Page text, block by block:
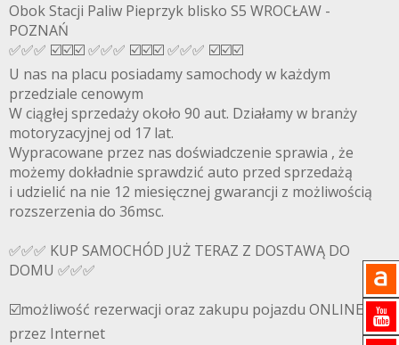
Obok Stacji Paliw Pieprzyk blisko S5 WROCŁAW -
POZNAŃ
✅✅✅ ☑️☑️☑️ ✅✅✅ ☑️☑️☑️ ✅✅✅ ☑️☑️☑️
U nas na placu posiadamy samochody w każdym
przedziale cenowym
W ciągłej sprzedaży około 90 aut. Działamy w branży
motoryzacyjnej od 17 lat.
Wypracowane przez nas doświadczenie sprawia , że
możemy dokładnie sprawdzić auto przed sprzedażą
i udzielić na nie 12 miesięcznej gwarancji z możliwością
rozszerzenia do 36msc.
✅✅✅ KUP SAMOCHÓD JUŻ TERAZ Z DOSTAWĄ DO
DOMU ✅✅✅
☑️możliwość rezerwacji oraz zakupu pojazdu ONLINE
przez Internet